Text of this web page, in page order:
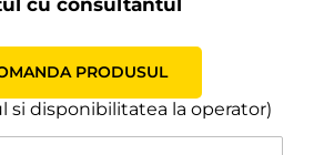
PRODUSUL
si disponibilitatea la operator)